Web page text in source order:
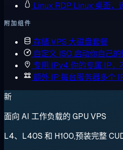
Linux RDP Linux 桌面，
附加组件
存储 VPS 大磁盘套餐
自定义 ISO 启动你自己的
专用 IPv4 你的专属 IP，
额外 IP 每台服务器多个
新
面向 AI 工作负载的 GPU VPS
L4、L40S 和 H100,预装完整